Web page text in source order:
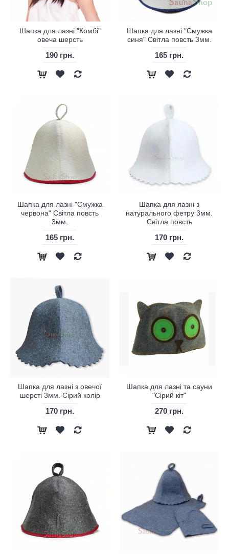
Шапка для лазні "Комбі"
овеча шерсть
190 грн.
Шапка для лазні "Смужка
синя" Світла повсть 3мм.
165 грн.
Шапка для лазні "Смужка
червона" Світла повсть
3мм.
165 грн.
Шапка для лазні з
натурального фетру 3мм.
Світла повсть
170 грн.
Шапка для лазні з овечої
шерсті 3мм. Сірий колір
170 грн.
Шапка для лазні та сауни
"Сірий кіт"
270 грн.